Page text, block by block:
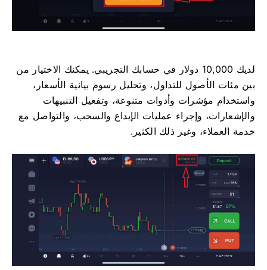
لديك 10,000 دولار في حسابك التجريبي. يمكنك الاختيار من
بين مئات الأصول للتداول، وتحليل رسوم بيانية الأسعار،
واستخدام مؤشرات وأدوات متنوعة، وتفعيل التنبيهات
والإشعارات، وإجراء عمليات الإيداع والسحب، والتواصل مع
خدمة العملاء، وغير ذلك الكثير.